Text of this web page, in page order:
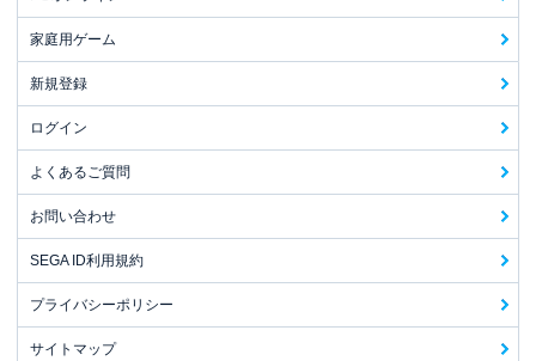
家庭用ゲーム
新規登録
ログイン
よくあるご質問
お問い合わせ
SEGA ID利用規約
プライバシーポリシー
サイトマップ